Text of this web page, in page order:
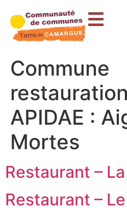
principal
Commune
restauration
APIDAE :
Mortes
Restaurant –
Restaurant –